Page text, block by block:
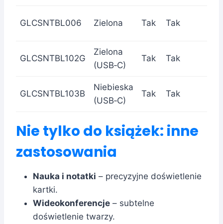
GLCSNTBL006 Zielona Tak Tak
GLCSNTBL102G
Zielona
(USB‑C)
Tak Tak
GLCSNTBL103B
Niebieska
(USB‑C)
Tak Tak
Nie tylko do książek: inne
zastosowania
Nauka i notatki – precyzyjne doświetlenie
kartki.
Wideokonferencje – subtelne
doświetlenie twarzy.